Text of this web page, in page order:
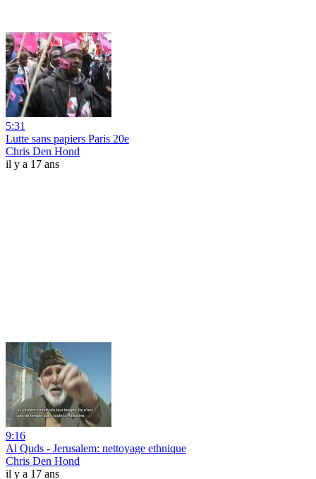
5:31
Lutte sans papiers Paris 20e
Chris Den Hond
il y a 17 ans
9:16
Al Quds - Jerusalem: nettoyage ethnique
Chris Den Hond
il y a 17 ans